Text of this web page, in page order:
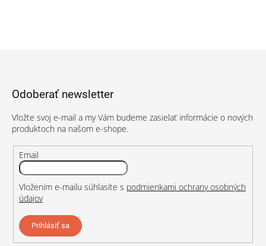
Odoberať newsletter
Vložte svoj e-mail a my Vám budeme zasielať informácie o nových
produktoch na našom e-shope.
Email
Vložením e-mailu súhlasíte s podmienkami ochrany osobných
údajov
Prihlásiť sa